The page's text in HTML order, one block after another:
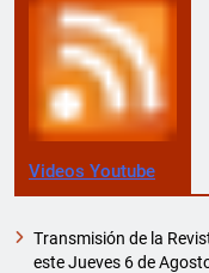
Videos Youtube
Transmisión de la
este Jueves 6 de